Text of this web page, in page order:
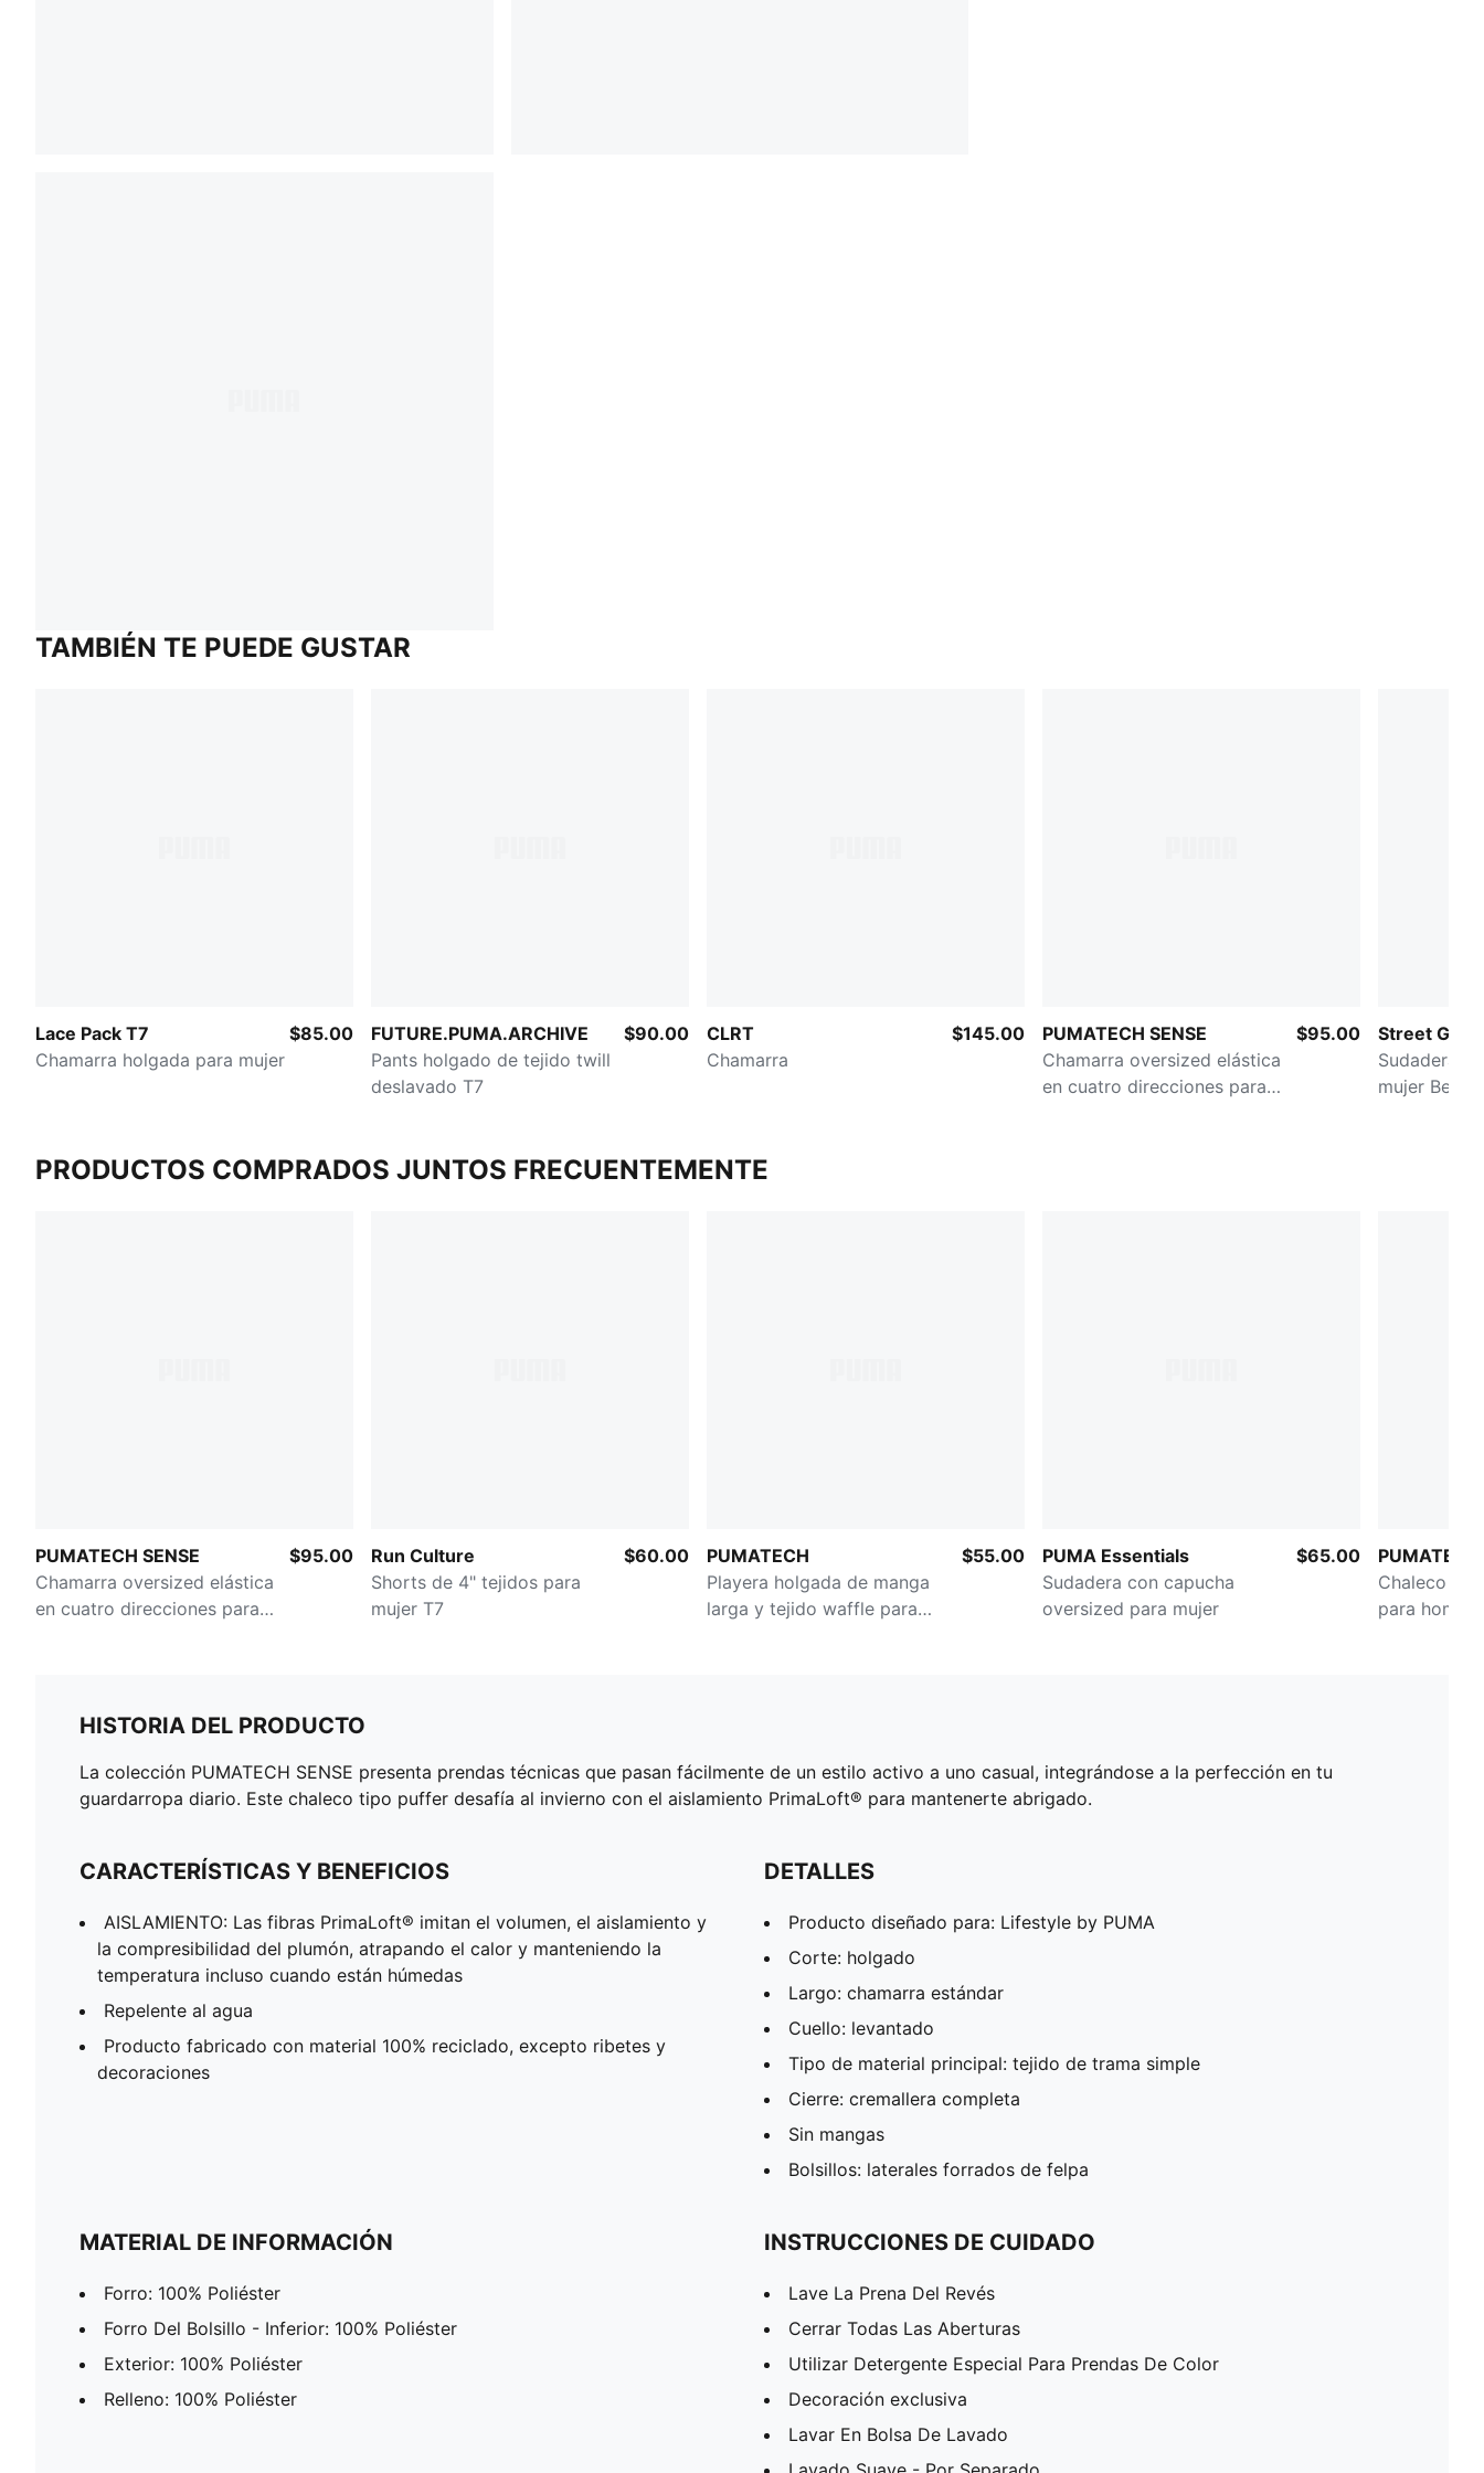
TAMBIÉN TE PUEDE GUSTAR
Lace Pack T7
Chamarra holgada para mujer
$85.00
FUTURE.PUMA.ARCHIVE
Pants holgado de tejido twill
deslavado T7
$90.00
CLRT
Chamarra
$145.00
PUMATECH SENSE
Chamarra oversized elástica
en cuatro direcciones para
$95.00
Street Glam
Sudadera
mujer
PRODUCTOS COMPRADOS JUNTOS FRECUENTEMENTE
PUMATECH SENSE
Chamarra oversized elástica
en cuatro direcciones para
$95.00
Run Culture
Shorts de 4" tejidos para
mujer T7
$60.00
PUMATECH
Playera holgada de manga
larga y tejido waffle para
$55.00
PUMA Essentials
Sudadera con capucha
oversized para mujer
$65.00
Chaleco
para hombre
HISTORIA DEL PRODUCTO
La colección PUMATECH SENSE presenta prendas técnicas que pasan fácilmente de un estilo activo a uno casual, integrándose a la perfección en tu
guardarropa diario. Este chaleco tipo puffer desafía al invierno con el aislamiento PrimaLoft® para mantenerte abrigado.
CARACTERÍSTICAS Y BENEFICIOS
AISLAMIENTO: Las fibras PrimaLoft® imitan el volumen, el aislamiento y
la compresibilidad del plumón, atrapando el calor y manteniendo la
temperatura incluso cuando están húmedas
Repelente al agua
Producto fabricado con material 100% reciclado, excepto ribetes y
decoraciones
DETALLES
Producto diseñado para: Lifestyle by PUMA
Corte: holgado
Largo: chamarra estándar
Cuello: levantado
Tipo de material principal: tejido de trama simple
Cierre: cremallera completa
Sin mangas
Bolsillos: laterales forrados de felpa
MATERIAL DE INFORMACIÓN
Forro: 100% Poliéster
Forro Del Bolsillo - Inferior: 100% Poliéster
Exterior: 100% Poliéster
Relleno: 100% Poliéster
INSTRUCCIONES DE CUIDADO
Lave La Prena Del Revés
Cerrar Todas Las Aberturas
Utilizar Detergente Especial Para Prendas De Color
Decoración exclusiva
Lavar En Bolsa De Lavado